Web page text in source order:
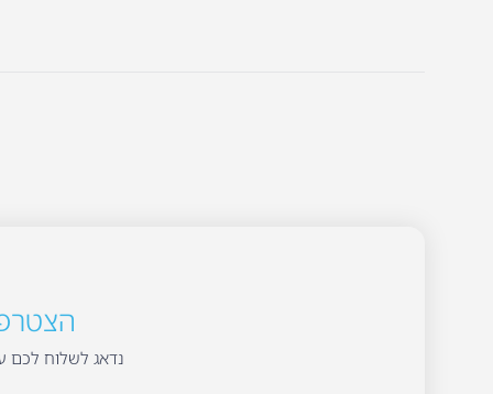
נדאג לשלוח לכם